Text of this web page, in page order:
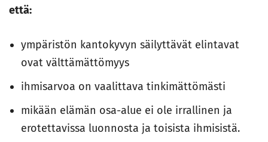
että:
ympäristön kantokyvyn säilyttävät elintavat
ovat välttämättömyys
ihmisarvoa on vaalittava tinkimättömästi
mikään elämän osa-alue ei ole irrallinen ja
erotettavissa luonnosta ja toisista ihmisistä.